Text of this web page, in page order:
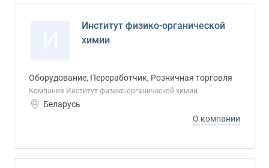
Институт физико-органической
химии
Оборудование, Переработчик, Розничная торговля
Компания Институт физико-органической химии
Беларусь
О компании